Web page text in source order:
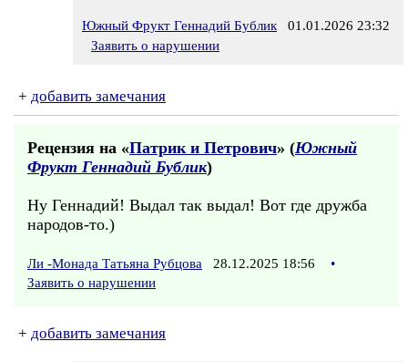
Южный Фрукт Геннадий Бублик 01.01.2026 23:32
Заявить о нарушении
+ добавить замечания
Рецензия на «Патрик и Петрович» (Южный
Фрукт Геннадий Бублик)
Ну Геннадий! Выдал так выдал! Вот где дружба
народов-то.)
Ли -Монада Татьяна Рубцова 28.12.2025 18:56
•
Заявить о нарушении
+ добавить замечания